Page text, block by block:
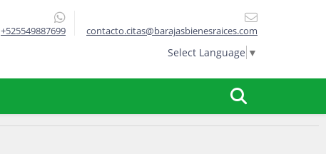
+525549887699 contacto.citas@barajasbienesraices.com
Select Language ▼